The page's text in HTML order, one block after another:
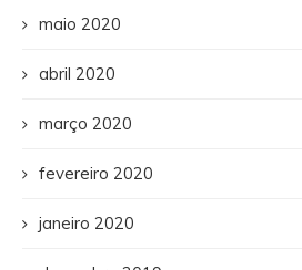
maio 2020
abril 2020
março 2020
fevereiro 2020
janeiro 2020